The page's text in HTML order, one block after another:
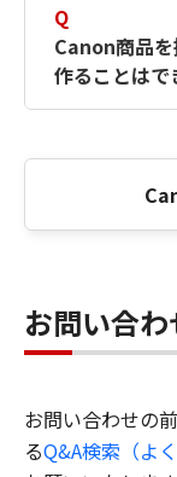
Q
Canon商品
作ることはで
お問い合わ
お問い合わせの
るQ&A検索（よ